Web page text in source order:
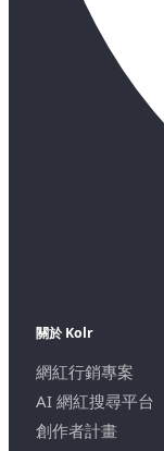
關於 Kolr
網紅行銷專案
AI 網紅搜尋平台
創作者計畫